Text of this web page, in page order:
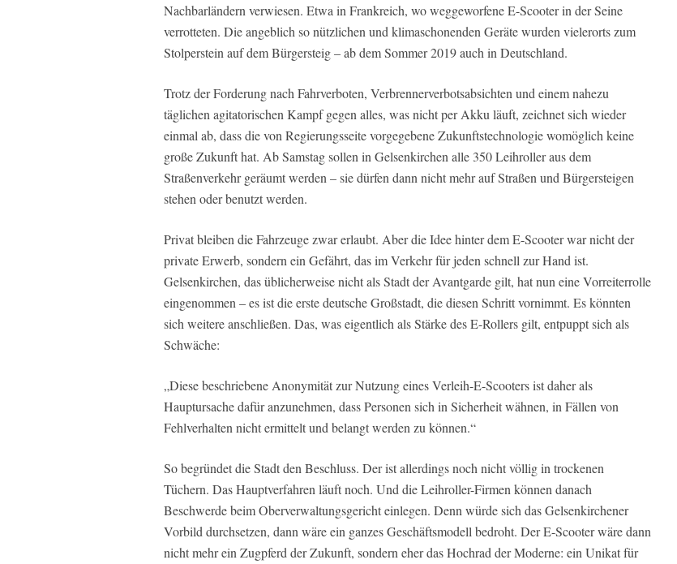
Nachbarländern verwiesen. Etwa in Frankreich, wo weggeworfene E-Scooter in der Seine
verrotteten. Die angeblich so nützlichen und klimaschonenden Geräte wurden vielerorts zum
Stolperstein auf dem Bürgersteig – ab dem Sommer 2019 auch in Deutschland.
Trotz der Forderung nach Fahrverboten, Verbrennerverbotsabsichten und einem nahezu
täglichen agitatorischen Kampf gegen alles, was nicht per Akku läuft, zeichnet sich wieder
einmal ab, dass die von Regierungsseite vorgegebene Zukunftstechnologie womöglich keine
große Zukunft hat. Ab Samstag sollen in Gelsenkirchen alle 350 Leihroller aus dem
Straßenverkehr geräumt werden – sie dürfen dann nicht mehr auf Straßen und Bürgersteigen
stehen oder benutzt werden.
Privat bleiben die Fahrzeuge zwar erlaubt. Aber die Idee hinter dem E-Scooter war nicht der
private Erwerb, sondern ein Gefährt, das im Verkehr für jeden schnell zur Hand ist.
Gelsenkirchen, das üblicherweise nicht als Stadt der Avantgarde gilt, hat nun eine Vorreiterrolle
eingenommen – es ist die erste deutsche Großstadt, die diesen Schritt vornimmt. Es könnten
sich weitere anschließen. Das, was eigentlich als Stärke des E-Rollers gilt, entpuppt sich als
Schwäche:
„Diese beschriebene Anonymität zur Nutzung eines Verleih-E-Scooters ist daher als
Hauptursache dafür anzunehmen, dass Personen sich in Sicherheit wähnen, in Fällen von
Fehlverhalten nicht ermittelt und belangt werden zu können.“
So begründet die Stadt den Beschluss. Der ist allerdings noch nicht völlig in trockenen
Tüchern. Das Hauptverfahren läuft noch. Und die Leihroller-Firmen können danach
Beschwerde beim Oberverwaltungsgericht einlegen. Denn würde sich das Gelsenkirchener
Vorbild durchsetzen, dann wäre ein ganzes Geschäftsmodell bedroht. Der E-Scooter wäre dann
nicht mehr ein Zugpferd der Zukunft, sondern eher das Hochrad der Moderne: ein Unikat für